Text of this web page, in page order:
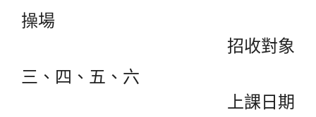
操場
招收對象
三、四、五、六
上課日期